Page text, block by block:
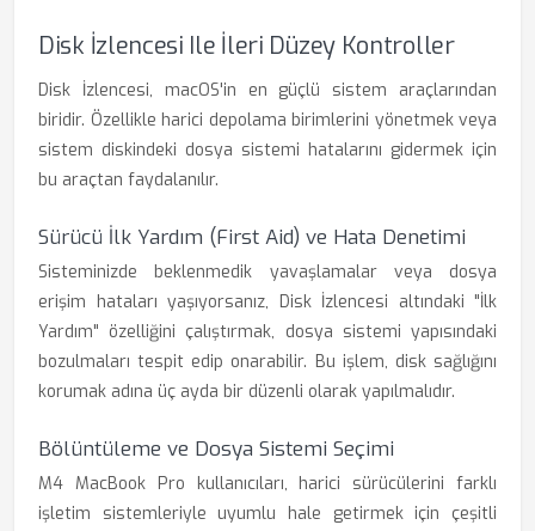
Disk İzlencesi Ile İleri Düzey Kontroller
Disk İzlencesi, macOS'in en güçlü sistem araçlarından
biridir. Özellikle harici depolama birimlerini yönetmek veya
sistem diskindeki dosya sistemi hatalarını gidermek için
bu araçtan faydalanılır.
Sürücü İlk Yardım (First Aid) ve Hata Denetimi
Sisteminizde beklenmedik yavaşlamalar veya dosya
erişim hataları yaşıyorsanız, Disk İzlencesi altındaki "İlk
Yardım" özelliğini çalıştırmak, dosya sistemi yapısındaki
bozulmaları tespit edip onarabilir. Bu işlem, disk sağlığını
korumak adına üç ayda bir düzenli olarak yapılmalıdır.
Bölüntüleme ve Dosya Sistemi Seçimi
M4 MacBook Pro kullanıcıları, harici sürücülerini farklı
işletim sistemleriyle uyumlu hale getirmek için çeşitli